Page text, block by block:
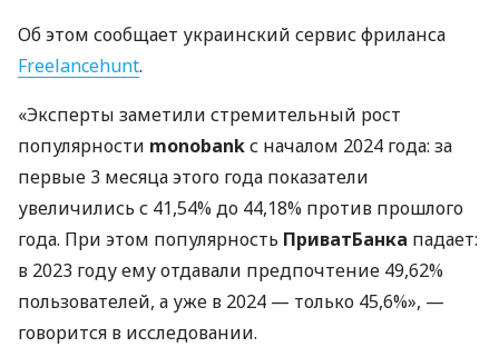
Об этом сообщает украинский сервис фриланса
Freelancehunt.
«Эксперты заметили стремительный рост
популярности monobankс началом 2024 года: за
первые 3 месяца этого года показатели
увеличились с 41,54% до 44,18% против прошлого
года. При этом популярность ПриватБанка падает:
в 2023 году ему отдавали предпочтение 49,62%
пользователей, а уже в 2024 — только 45,6%», —
говорится в исследовании.